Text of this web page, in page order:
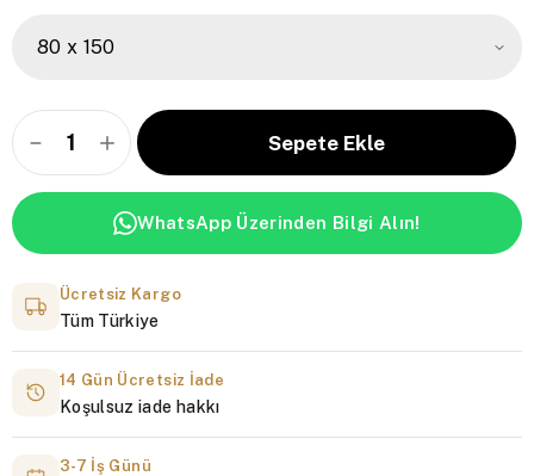
WhatsApp Üzerinden Bilgi Alın!
Ücretsiz Kargo
Tüm Türkiye
14 Gün Ücretsiz İade
Koşulsuz iade hakkı
3-7 İş Günü